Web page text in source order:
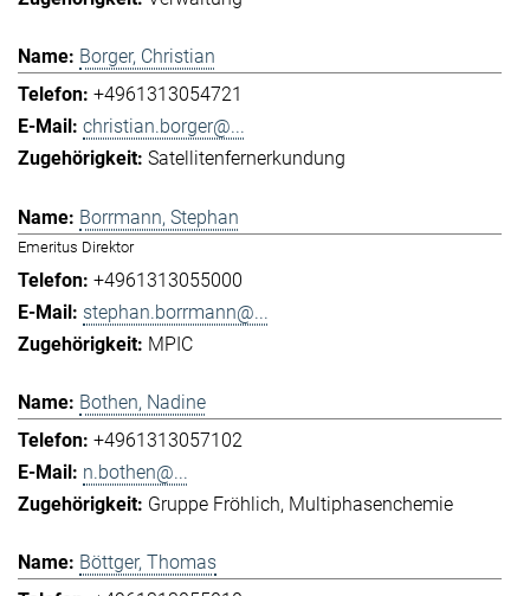
Borger, Christian
+4961313054721
christian.borger@...
Satellitenfernerkundung
Borrmann, Stephan
Emeritus Direktor
+4961313055000
stephan.borrmann@...
MPIC
Bothen, Nadine
+4961313057102
n.bothen@...
Gruppe Fröhlich Multiphasenchemie
Böttger, Thomas